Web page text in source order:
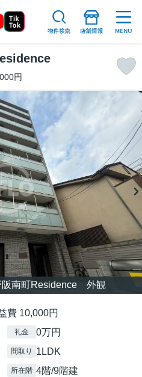
円
阪南町Residence 外観
費 10,000円
礼金 0万円
間取り 1LDK
所在階 4階/9階建